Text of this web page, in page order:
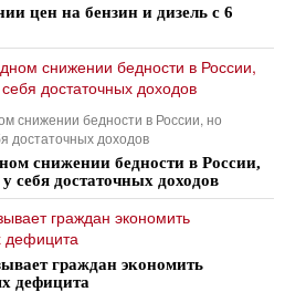
цен на бензин и дизель с 6
снижении бедности в России, но
достаточных доходов
снижении бедности в России,
себя достаточных доходов
граждан экономить
дефицита